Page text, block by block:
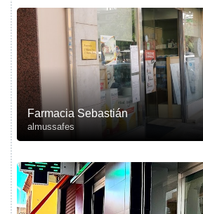
Farmacia Sebastián
almussafes